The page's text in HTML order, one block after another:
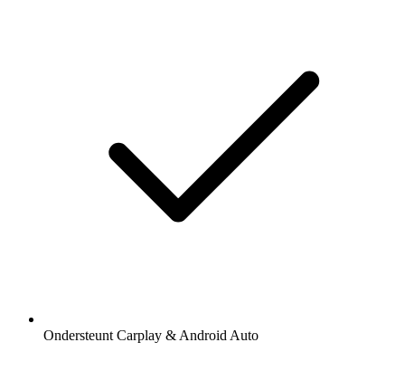
Ondersteunt Carplay & Android Auto